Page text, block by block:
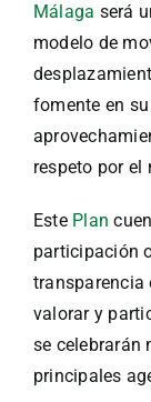
Málaga será
modelo de
fomente en
respeto por el
Este Plan
participación
transparencia
valorar y
se celebrarán
principales